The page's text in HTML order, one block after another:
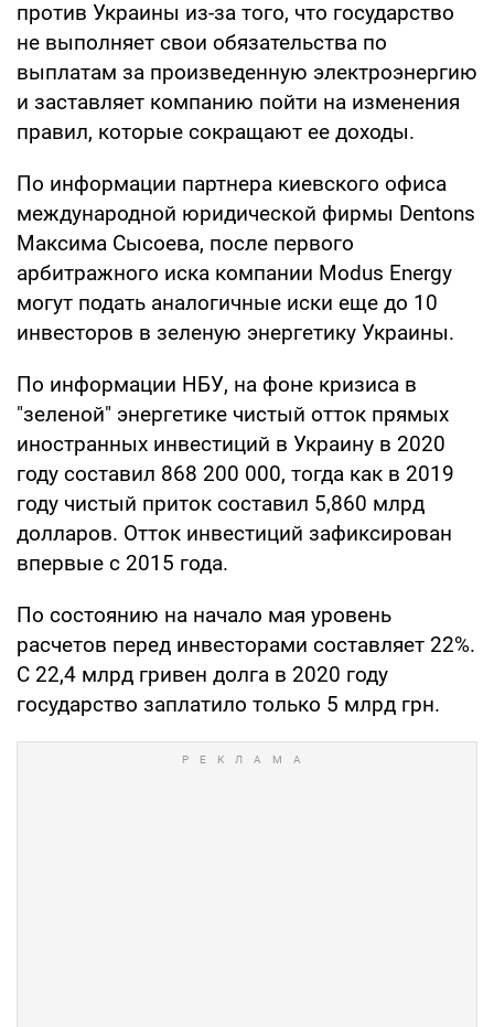
против Украины из-за того, что государство
не выполняет свои обязательства по
выплатам за произведенную электроэнергию
и заставляет компанию пойти на изменения
правил, которые сокращают ее доходы.
По информации партнера киевского офиса
международной юридической фирмы Dentons
Максима Сысоева, после первого
арбитражного иска компании Modus Energy
могут подать аналогичные иски еще до 10
инвесторов в зеленую энергетику Украины.
По информации НБУ, на фоне кризиса в
"зеленой" энергетике чистый отток прямых
иностранных инвестиций в Украину в 2020
году составил 868 200 000, тогда как в 2019
году чистый приток составил 5,860 млрд
долларов. Отток инвестиций зафиксирован
впервые с 2015 года.
По состоянию на начало мая уровень
расчетов перед инвесторами составляет 22%.
С 22,4 млрд гривен долга в 2020 году
государство заплатило только 5 млрд грн.